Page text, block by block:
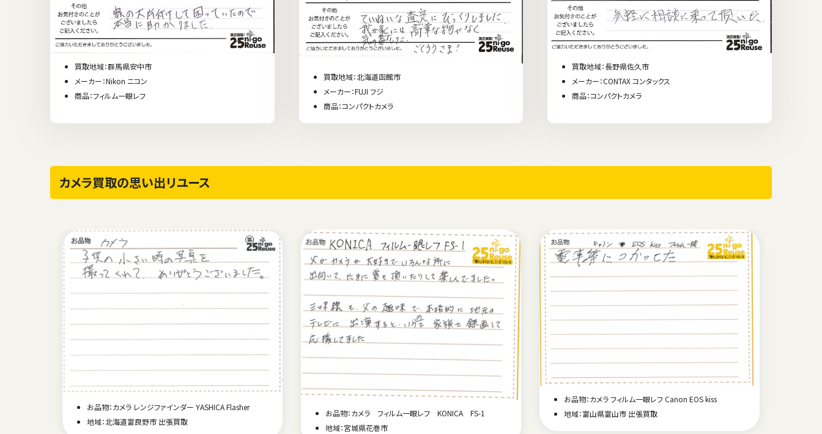
買取地域：群馬県安中市
メーカー：Nikon ニコン
商品：フィルム一眼レフ
買取地域：北海道函館市
メーカー：FUJI フジ
商品：コンパクトカメラ
買取地域：長野県佐久市
メーカー：CONTAX コンタックス
商品：コンパクトカメラ
カメラ買取の思い出リユース
お品物：カメラ レンジファインダー YASHICA Flasher
地域：北海道富良野市 出張買取
お品物：カメラ フィルム一眼レフ KONICA FS-1
地域：宮城県花巻市
お品物：カメラ フィルム一眼レフ Canon EOS kiss
地域：富山県富山市 出張買取